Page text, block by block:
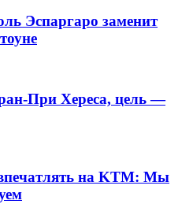
заменит
При Хереса, цель —
на KTM: Мы